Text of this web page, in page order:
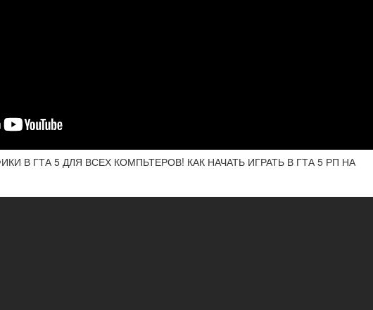
В ГТА 5 ДЛЯ ВСЕХ КОМПЬТЕРОВ! КАК НАЧАТЬ ИГРАТЬ В ГТА 5 РП НА